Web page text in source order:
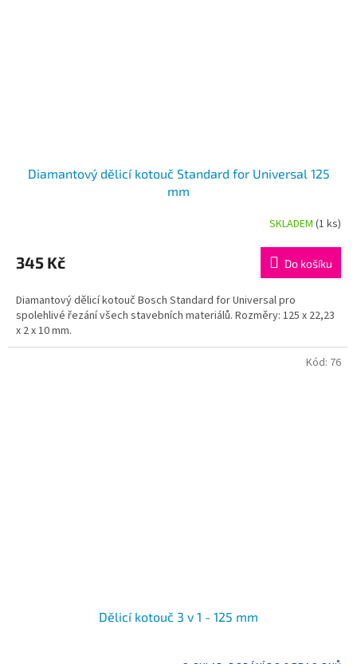
Diamantový dělicí kotouč Standard for Universal 125
mm
SKLADEM (1 ks)
345 Kč Do košíku
Diamantový dělicí kotouč Bosch Standard for Universal pro
spolehlivé řezání všech stavebních materiálů. Rozměry: 125 x 22,23
x 2 x 10 mm.
Dělicí kotouč 3 v 1 - 125 mm
Kód: 76